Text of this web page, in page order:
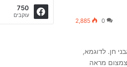
0
2,885
חן. לדוגמא,
צמצום מראה
750
עוקבים